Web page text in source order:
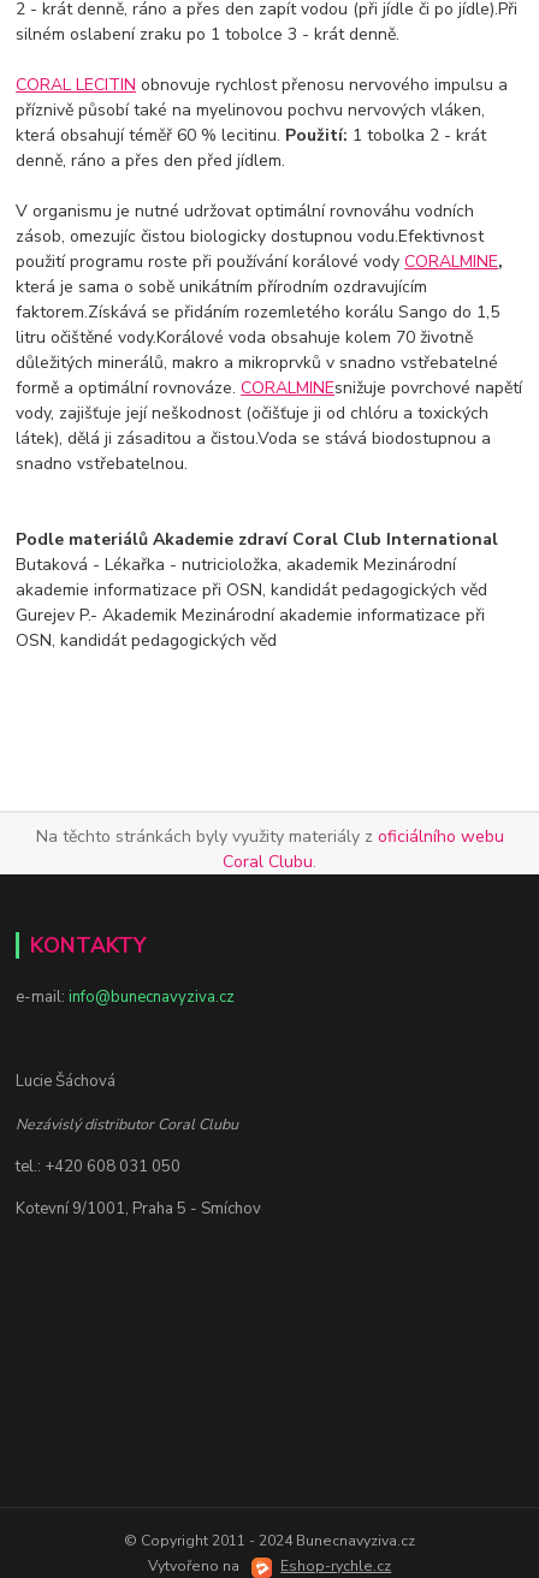
2 - krát denně, ráno a přes den zapít vodou (při jídle či po jídle).Při
silném oslabení zraku po 1 tobolce 3 - krát denně.
CORAL LECITIN obnovuje rychlost přenosu nervového impulsu a
příznivě působí také na myelinovou pochvu nervových vláken,
která obsahují téměř 60 % lecitinu. Použití: 1 tobolka 2 - krát
denně, ráno a přes den před jídlem.
V organismu je nutné udržovat optimální rovnováhu vodních
zásob, omezujíc čistou biologicky dostupnou vodu.Efektivnost
použití programu roste při používání korálové vodyCORALMINE,
která je sama o sobě unikátním přírodním ozdravujícím
faktorem.Získává se přidáním rozemletého korálu Sango do 1,5
litru očištěné vody.Korálové voda obsahuje kolem 70 životně
důležitých minerálů, makro a mikroprvků v snadno vstřebatelné
formě a optimální rovnováze.CORALMINEsnižuje povrchové napětí
vody, zajišťuje její neškodnost (očišťuje ji od chlóru a toxických
látek), dělá ji zásaditou a čistou.Voda se stává biodostupnou a
snadno vstřebatelnou.
Podle materiálů Akademie zdraví Coral Club International
Butaková - Lékařka - nutricioložka, akademik Mezinárodní
akademie informatizace při OSN, kandidát pedagogických věd
GurejevP.- Akademik Mezinárodní akademie informatizace při
OSN, kandidát pedagogických věd
Na těchto stránkách byly využity materiály z oficiálního webu
Coral Clubu.
KONTAKTY
e-mail:info@bunecnavyziva.cz
Lucie Šáchová
Nezávislý distributor Coral Clubu
tel.: +420 608 031 050
Kotevní 9/1001, Praha 5 - Smíchov
© Copyright 2011 - 2024 Bunecnavyziva.cz
Vytvořeno na
Eshop-rychle.cz